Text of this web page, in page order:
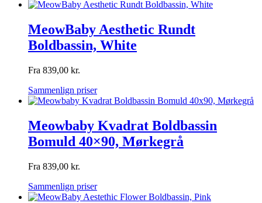
MeowBaby Aesthetic Rundt
Boldbassin, White
Fra 839,00 kr.
Sammenlign priser
Meowbaby Kvadrat Boldbassin
Bomuld 40×90, Mørkegrå
Fra 839,00 kr.
Sammenlign priser